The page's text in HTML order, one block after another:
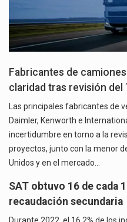
Fabricantes de
claridad tras revisión del
Las principales fabricantes de
Daimler, Kenworth e
incertidumbre en torno a la
proyectos, junto con la menor
Unidos y en el mercado…
SAT obtuvo 16 de cada
recaudación secundaria